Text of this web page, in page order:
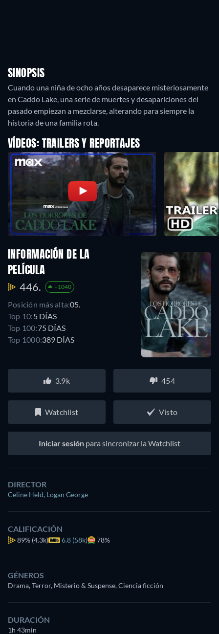
SINOPSIS
Cuando una niña de ocho años desaparece misteriosamente
en Caddo Lake, una serie de muertes y desapariciones del
pasado empiezan a mezclarse, alterando para siempre la
historia de una familia rota.
VÍDEOS: TRAILERS Y REPORTAJES
INFORMACIÓN DE LA
PELÍCULA
446. +1040
Posición más alta:05.
Top 10:5 DÍAS
Top 100:75 DÍAS
Top 1000:389 DÍAS
3.9k 454
Watchlist Visto
Iniciar sesión para sincronizar la Watchlist
DIRECTOR
Celine Held, Logan George
CALIFICACIÓN
89% (4.3k) 6.8 (58k) 78%
GÉNEROS
Drama, Terror, Misterio & Suspense, Ciencia ficción
DURACIÓN
1h 43min